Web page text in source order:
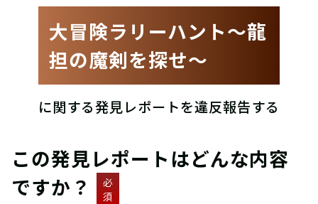
大冒険ラリーハント〜龍
担の魔剣を探せ〜
に関する発見レポートを違反報告する
この発見レポートはどんな内容
ですか？
必
須